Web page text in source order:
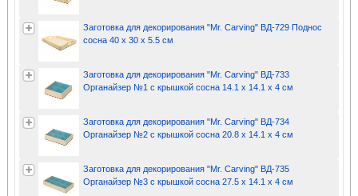
Заготовка для декорирования "Mr. Carving" ВД-729 Поднос
сосна 40 х 30 х 5.5 см
Заготовка для декорирования "Mr. Carving" ВД-733
Органайзер №1 с крышкой сосна 14.1 х 14.1 х 4 см
Заготовка для декорирования "Mr. Carving" ВД-734
Органайзер №2 с крышкой сосна 20.8 х 14.1 х 4 см
Заготовка для декорирования "Mr. Carving" ВД-735
Органайзер №3 с крышкой сосна 27.5 х 14.1 х 4 см